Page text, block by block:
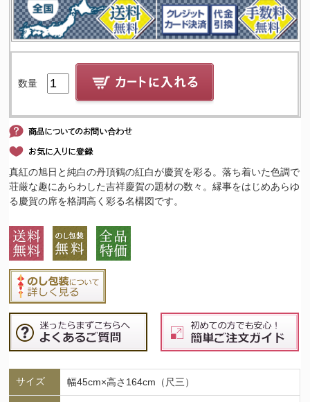
数量
真紅の旭日と純白の丹頂鶴の紅白が慶賀を彩る。落ち着いた色調で
荘厳な趣にあらわした吉祥慶賀の題材の数々。縁事をはじめあらゆ
る慶賀の席を格調高く彩る名構図です。
サイズ 幅45cm×高さ164cm（尺三）